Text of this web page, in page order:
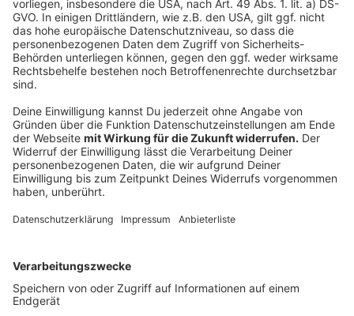
Anzeige
Neu beim NRW-Warntag 2026 ist einezusätzliche
Entwarnung
Smartphones eine zweite Meldung erscheinen, die den
Probealarm offiziell beendet.
Anzeige
Wer am Donnerstagvormittag Sirenen hört oder eine
einen Test, der im Ernstfall helfen soll, die
Bevölkerung schneller zu warnen.